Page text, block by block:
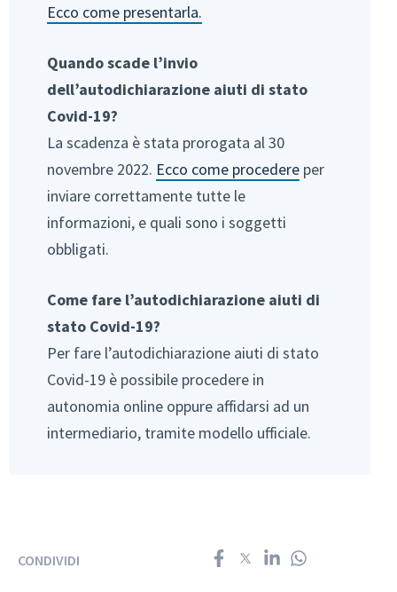
Ecco come presentarla.
Quando scade l’invio
dell’autodichiarazione aiuti di stato
Covid-19?
La scadenza è stata prorogata al 30
novembre 2022. Ecco come procedere per
inviare correttamente tutte le
informazioni, e quali sono i soggetti
obbligati.
Come fare l’autodichiarazione aiuti di
stato Covid-19?
Per fare l’autodichiarazione aiuti di stato
Covid-19 è possibile procedere in
autonomia online oppure affidarsi ad un
intermediario, tramite modello ufficiale.
CONDIVIDI